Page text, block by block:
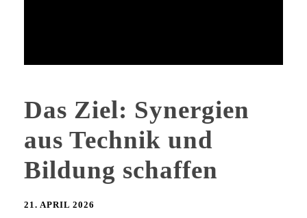
Das Ziel: Synergien
aus Technik und
Bildung schaffen
21. APRIL 2026